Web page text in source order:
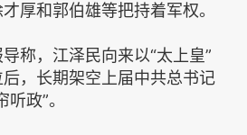
厚和郭伯雄等把持着军权。
导称，江泽民向来以“太上皇”
，长期架空上届中共总书记
政”。